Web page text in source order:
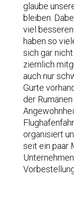
glaube
bleiben.
viel
haben so
sich gar
ziemlich
auch nur
Gurte
der
organisiert
seit ein paar